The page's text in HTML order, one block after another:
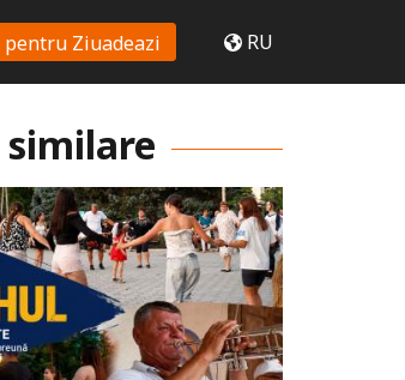
pentru Ziuadeazi RU